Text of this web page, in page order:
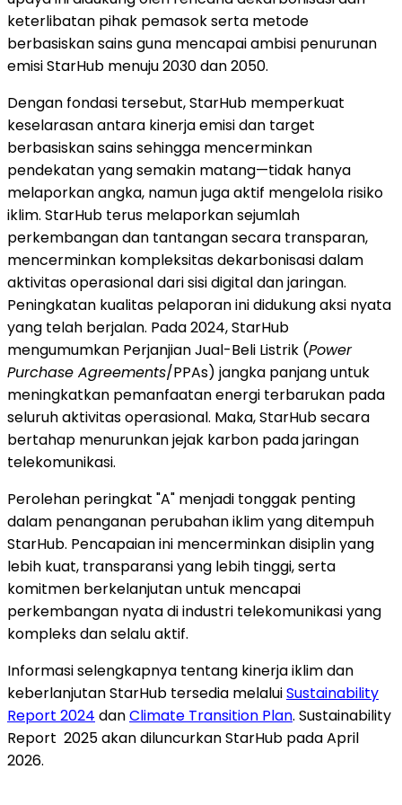
keterlibatan pihak pemasok serta metode
berbasiskan sains guna mencapai ambisi penurunan
emisi StarHub menuju 2030 dan 2050.
Dengan fondasi tersebut, StarHub memperkuat
keselarasan antara kinerja emisi dan target
berbasiskan sains sehingga mencerminkan
pendekatan yang semakin matang—tidak hanya
melaporkan angka, namun juga aktif mengelola risiko
iklim. StarHub terus melaporkan sejumlah
perkembangan dan tantangan secara transparan,
mencerminkan kompleksitas dekarbonisasi dalam
aktivitas operasional dari sisi digital dan jaringan.
Peningkatan kualitas pelaporan ini didukung aksi nyata
yang telah berjalan. Pada 2024, StarHub
mengumumkan Perjanjian Jual-Beli Listrik (Power
Purchase Agreements/PPAs) jangka panjang untuk
meningkatkan pemanfaatan energi terbarukan pada
seluruh aktivitas operasional. Maka, StarHub secara
bertahap menurunkan jejak karbon pada jaringan
telekomunikasi.
Perolehan peringkat "A" menjadi tonggak penting
dalam penanganan perubahan iklim yang ditempuh
StarHub. Pencapaian ini mencerminkan disiplin yang
lebih kuat, transparansi yang lebih tinggi, serta
komitmen berkelanjutan untuk mencapai
perkembangan nyata di industri telekomunikasi yang
kompleks dan selalu aktif.
Informasi selengkapnya tentang kinerja iklim dan
keberlanjutan StarHub tersedia melaluiSustainability
Report 2024 danClimate Transition Plan. Sustainability
Report 2025 akan diluncurkan StarHub pada April
2026.